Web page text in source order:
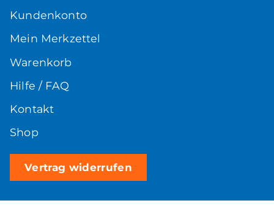
Kundenkonto
Mein Merkzettel
Warenkorb
Hilfe / FAQ
Kontakt
Shop
Vertrag widerrufen